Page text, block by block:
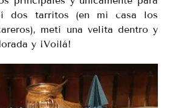
dos tarritos (en mi casa los
metí una velita dentro y
y ¡Voilá!